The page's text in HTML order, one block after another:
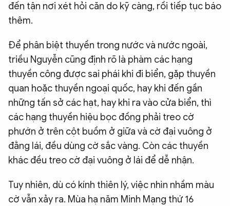
đến tận nơi xét hỏi căn do kỹ càng, rồi tiếp tục báo
thêm.
Để phân biệt thuyền trong nước và nước ngoài,
triều Nguyễn cũng định rõ là phàm các hạng
thuyền công được sai phái khi đi biển, gặp thuyền
quan hoặc thuyền ngoại quốc, hay khi đến gần
những tấn sở các hạt, hay khi ra vào cửa biển, thì
các hạng thuyền hiệu bọc đồng phải treo cờ
phướn ở trên cột buồm ở giữa và cờ đại vuông ở
đằng lái, đều dùng cờ sắc vàng. Còn các thuyền
khác đều treo cờ đại vuông ở lái để dễ nhận.
Tuy nhiên, dù có kính thiên lý, việc nhìn nhầm màu
cờ vẫn xảy ra. Mùa hạ năm Minh Mạng thứ 16